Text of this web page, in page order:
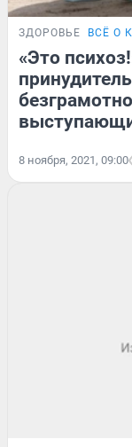
ЗДОРОВЬЕ ВСЁ О
«Это
8 ноября, 2021, 09:00